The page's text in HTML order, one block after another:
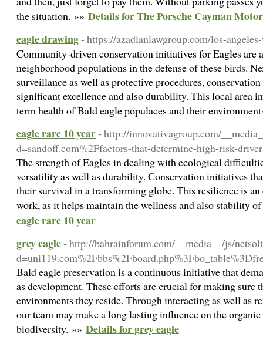
the situation. »» Details for The Porsche Cayman
eagle drawing- https://azadianlawgroup.com/los-
Community-driven conservation initiatives for Eagles
neighborhood populations in the defense of these birds.
surveillance as well as protective procedures,
significant excellence and also durability. This local area
term health of Bald eagle populaces and their
eagle rare 10 year- http://innovativagroup.com/
d=sandoff.com%2Ffactors-that-determine-high-risk-
The strength of Eagles in dealing with ecological
versatility as well as durability. Conservation initiatives
their survival in a transforming globe. This resilience is
work, as it helps maintain the wellness and also stability
eagle rare 10 year
grey eagle- http://bahrainforum.com/__media__/js/
Bald eagle preservation is a continuous initiative that
as development. These efforts are crucial for making sure
environments they reside. Through interacting as well as
our team may make a long lasting influence on the
biodiversity. »» Details for grey eagle